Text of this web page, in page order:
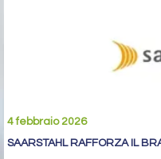
4 febbraio 2026
SAARSTAHL RAFFORZA IL